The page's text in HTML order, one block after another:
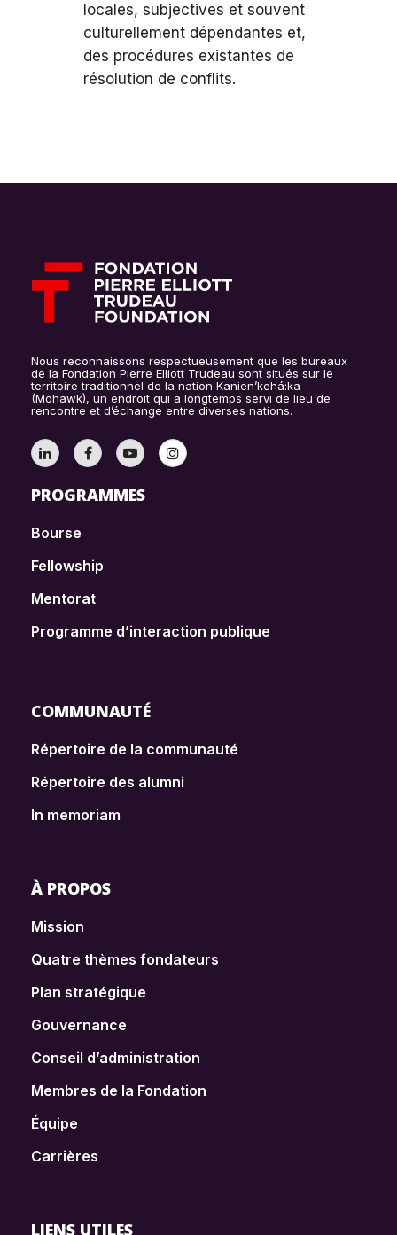
locales, subjectives et souvent
culturellement dépendantes et,
des procédures existantes de
résolution de conflits.
Nous reconnaissons respectueusement que les bureaux
de la Fondation Pierre Elliott Trudeau sont situés sur le
territoire traditionnel de la nation Kanien’kehá:ka
(Mohawk), un endroit qui a longtemps servi de lieu de
rencontre et d’échange entre diverses nations.
PROGRAMMES
Bourse
Fellowship
Mentorat
Programme d’interaction publique
COMMUNAUTÉ
Répertoire de la communauté
Répertoire des alumni
In memoriam
À PROPOS
Mission
Quatre thèmes fondateurs
Plan stratégique
Gouvernance
Conseil d’administration
Membres de la Fondation
Équipe
Carrières
LIENS UTILES